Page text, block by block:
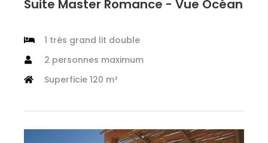
Suite Master Romance - Vue Océan
1 très grand lit double
2 personnes maximum
Superficie 120 m²